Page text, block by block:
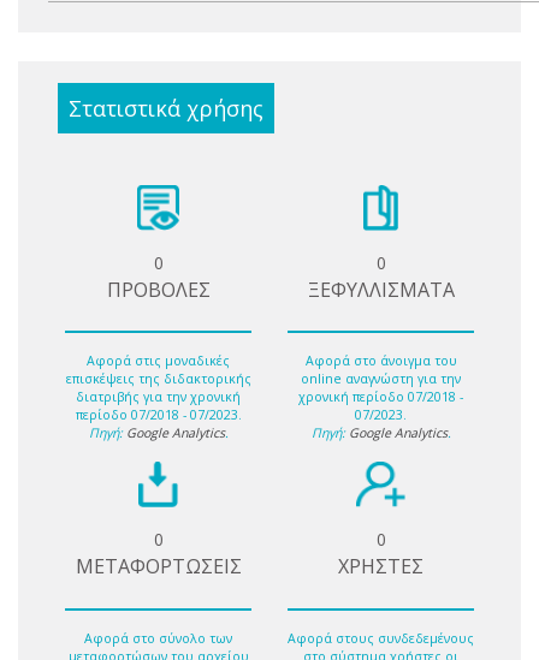
Στατιστικά χρήσης
0
ΠΡΟΒΟΛΕΣ
Αφορά στις μοναδικές
επισκέψεις της διδακτορικής
διατριβής για την χρονική
περίοδο 07/2018 - 07/2023.
Πηγή: Google Analytics.
0
ΞΕΦΥΛΛΙΣΜΑΤΑ
Αφορά στο άνοιγμα του
online αναγνώστη για την
χρονική περίοδο 07/2018 -
07/2023.
Πηγή: Google Analytics.
0
ΜΕΤΑΦΟΡΤΩΣΕΙΣ
Αφορά στο σύνολο των
μεταφορτώσων του αρχείου
0
ΧΡΗΣΤΕΣ
Αφορά στους συνδεδεμένους
στο σύστημα χρήστες οι